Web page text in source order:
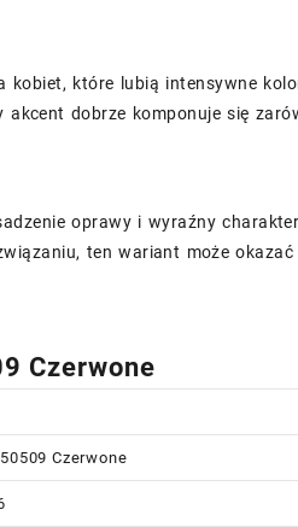
kobiet, które lubią intensywne
dobrze komponuje się
oprawy i wyraźny
ten wariant może okazać
Czerwone
Czerwone